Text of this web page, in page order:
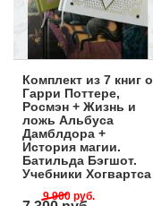
Комплект из 7 книг о
Гарри Поттере,
Росмэн + Жизнь и
ложь Альбуса
Дамблдора +
История магии.
Батильда Бэгшот.
Учебники Хогвартса
9 900 руб.